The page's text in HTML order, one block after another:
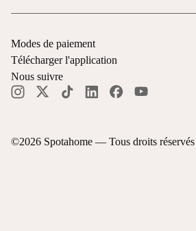
©2026 Spotahome — Tous droits réservés
Modes de paiement
Télécharger l'application
Nous suivre